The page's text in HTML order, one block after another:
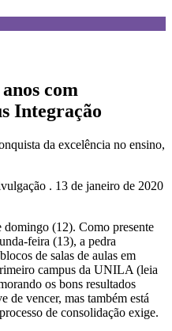
com
Integração
da excelência no ensino,
. 13 de janeiro de 2020
(12). Como presente
feira (13), a pedra
de salas de aulas em
campus da UNILA (leia
os bons resultados
de vencer, mas também está
de consolidação exige.